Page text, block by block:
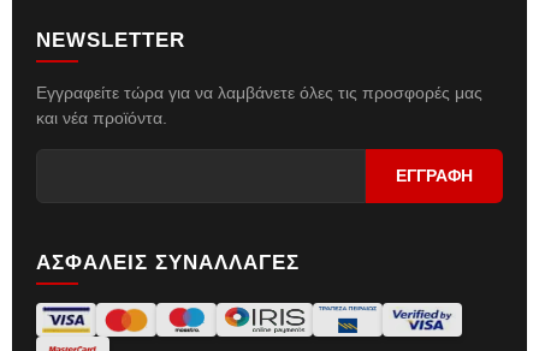
NEWSLETTER
Εγγραφείτε τώρα για να λαμβάνετε όλες τις προσφορές μας
και νέα προϊόντα.
ΑΣΦΑΛΕΙΣ ΣΥΝΑΛΛΑΓΕΣ